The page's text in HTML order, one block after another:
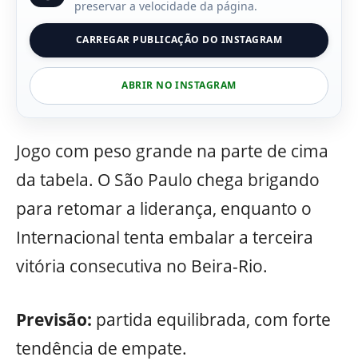
preservar a velocidade da página.
CARREGAR PUBLICAÇÃO DO INSTAGRAM
ABRIR NO INSTAGRAM
Jogo com peso grande na parte de cima
da tabela. O São Paulo chega brigando
para retomar a liderança, enquanto o
Internacional tenta embalar a terceira
vitória consecutiva no Beira-Rio.
Previsão: partida equilibrada, com forte
tendência de empate.